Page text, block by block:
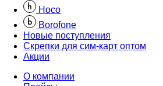
Hoco
Borofone
Новые поступления
Скрепки для сим-карт оптом
Акции
О компании